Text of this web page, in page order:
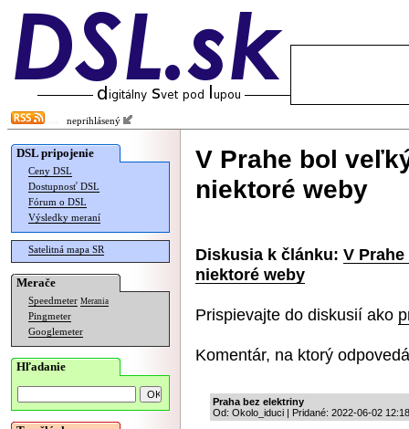
neprihlásený
DSL pripojenie
Ceny DSL
Dostupnosť DSL
Fórum o DSL
Výsledky meraní
Satelitná mapa SR
Merače
Speedmeter Merania
Pingmeter
Googlemeter
Hľadanie
V Prahe bol
niektoré weby
Diskusia k článku: V
niektoré weby
Prispievajte do diskusií ako
Komentár, na ktorý
Praha bez elektriny
Od: Okolo_iduci | Pridané: 2022-06-02